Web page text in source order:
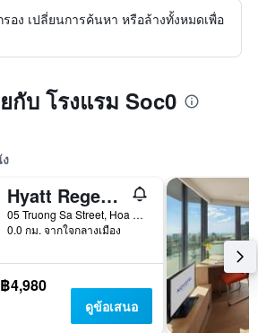
อง เปลี่ยนการค้นหา หรือล้างทั้งหมดเพื่อ
กับ โรงแรม Soc0
Hyatt Regency Danang Resort and Spa
05 Truong Sa Street, Hoa Hai Ward, ดานัง, เวียดนาม
0.0 กม. จากใจกลางเมือง
฿4,980
ดูข้อเสนอ